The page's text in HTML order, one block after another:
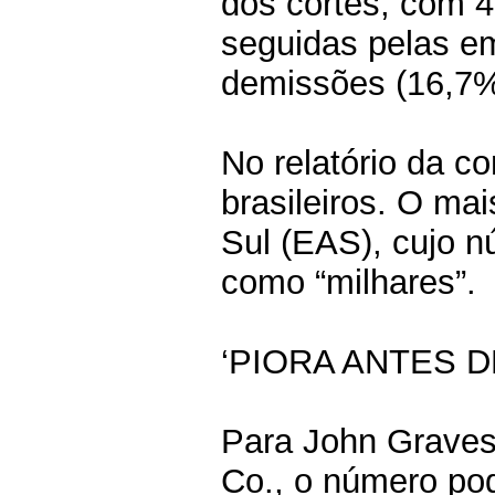
seguidas pelas
demissões
No relatório da
brasileiros. O
Sul (EAS), cujo
como “milhares”.
‘PIORA ANTES
Para John
Co., o número